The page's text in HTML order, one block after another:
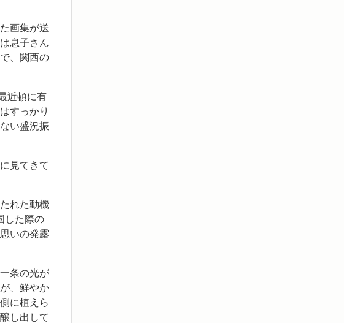
画集が送
息子さん
、関西の
近頓に有
すっかり
い盛況振
見てきて
れた動機
した際の
いの発露
条の光が
、鮮やか
に植えら
し出して